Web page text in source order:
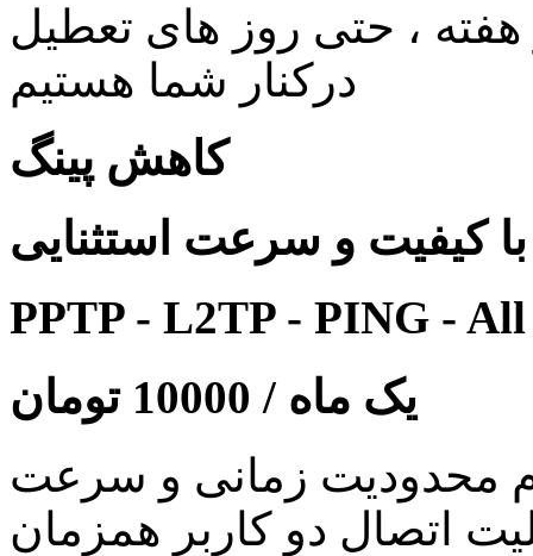
24 ساعته در 7 روز هفته ، حتی روز های تعطیل
درکنار شما هستیم
کاهش پینگ
کیفیت و سرعت استثنایی
PPTP - L2TP - PING -
یک ماه / 10000 تومان
محدودیت زمانی و سرعت
اتصال دو کاربر همزمان